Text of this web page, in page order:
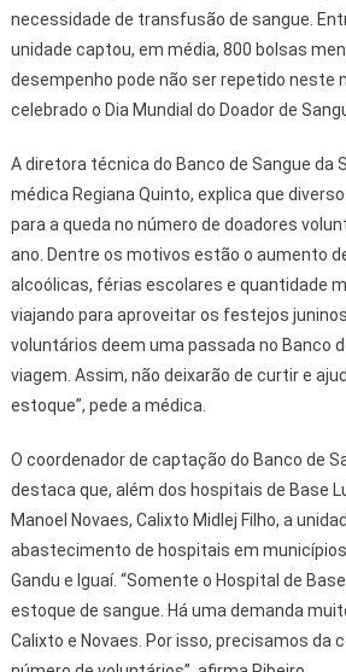
necessidade de transfusão de sangue.
unidade captou, em média, 800 bolsas
desempenho pode não ser repetido neste
celebrado o Dia Mundial do Doador de
A diretora técnica do Banco de Sangue da
médica Regiana Quinto, explica que
para a queda no número de doadores
ano. Dentre os motivos estão o aumento
alcoólicas, férias escolares e quantidade
viajando para aproveitar os festejos
voluntários deem uma passada no Banco
viagem. Assim, não deixarão de curtir e
estoque”, pede a médica.
O coordenador de captação do Banco de
destaca que, além dos hospitais de Base
Manoel Novaes, Calixto Midlej Filho, a
abastecimento de hospitais em
Gandu e Iguaí. “Somente o Hospital de
estoque de sangue. Há uma demanda
Calixto e Novaes. Por isso, precisamos da